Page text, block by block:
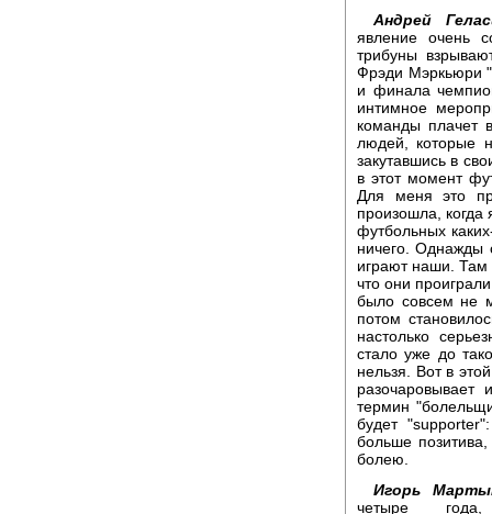
Андрей
явление очень
трибуны
Фрэди Мэркьюри
и финала
интимное
команды плачет
людей, которые
закутавшись в
в этот момент
Для меня это
произошла,
футбольных
ничего. Однажды
играют наши. Там
что они
было совсем не
потом
настолько
стало уже до
нельзя. Вот в
термин
будет
больше
болею.
Игорь
четыре года,